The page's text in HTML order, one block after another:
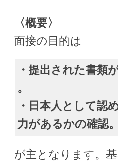
〈概要〉
面接の目的は
・提出された書類
。
・日本人として認
力があるかの確認。
が主となります。